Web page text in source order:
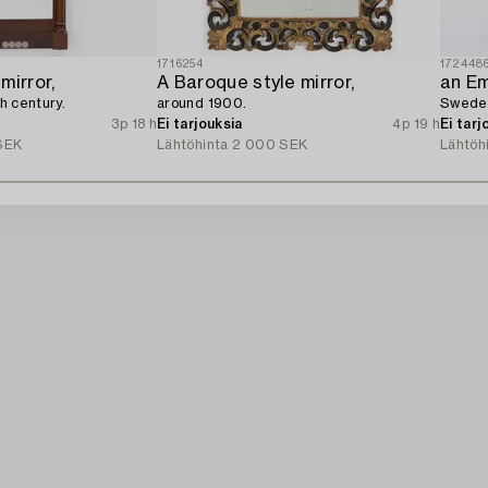
century.
3p 18 h
1716254
A Baroque style mirror,
around 1900.
Ei tarjouksia
4p 19 h
Lähtöhinta 2 000 SEK
an
Ei